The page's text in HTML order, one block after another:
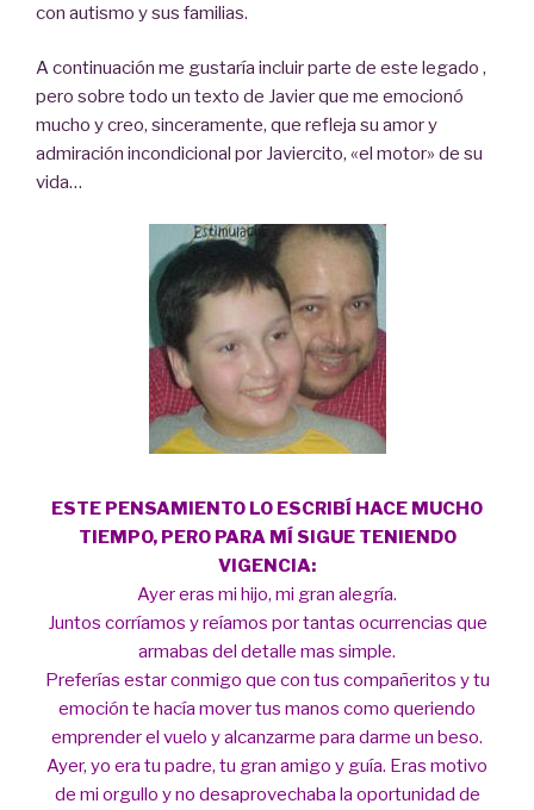
con autismo y sus familias.
A continuación me gustaría incluir parte de este legado ,
pero sobre todo un texto de Javier que me emocionó
mucho y creo, sinceramente, que refleja su amor y
admiración incondicional por Javiercito, «el motor» de su
vida…
ESTE PENSAMIENTO LO ESCRIBÍ HACE MUCHO
TIEMPO, PERO PARA MÍ SIGUE TENIENDO
VIGENCIA:
Ayer eras mi hijo, mi gran alegría.
Juntos corríamos y reíamos por tantas ocurrencias que
armabas del detalle mas simple.
Preferías estar conmigo que con tus compañeritos y tu
emoción te hacía mover tus manos como queriendo
emprender el vuelo y alcanzarme para darme un beso.
Ayer, yo era tu padre, tu gran amigo y guía. Eras motivo
de mi orgullo y no desaprovechaba la oportunidad de